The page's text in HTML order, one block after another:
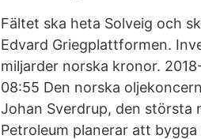
Fältet ska heta Solveig och
Edvard Griegplattformen.
miljarder norska kronor.
08:55 Den norska
Johan Sverdrup, den största
Petroleum planerar att